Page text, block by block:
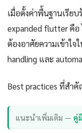
เมื่อตั้งค่าพื้นฐานเรีย
expanded flutter คือ
ต้องอาศัยความเข้าใจ
handling และ
Best practices ที่สำ
แนะนำเพิ่มเติม — คู่